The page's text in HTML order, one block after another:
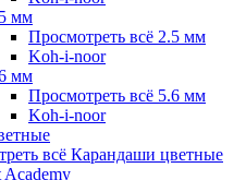
мм
Просмотреть всё 2.5 мм
Koh-i-noor
мм
Просмотреть всё 5.6 мм
Koh-i-noor
всё Карандаши цветные
Academy